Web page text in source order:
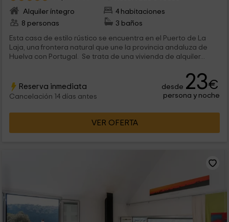
Alquiler íntegro
4 habitaciones
8 personas
3 baños
Esta casa de estilo rústico se encuentra en el Puerto de La
Laja, una frontera natural que une la provincia andaluza de
Huelva con Portugal. Se trata de una vivienda de alquiler...
Reserva inmediata
Cancelación 14 días antes
desde 23€
persona y noche
VER OFERTA